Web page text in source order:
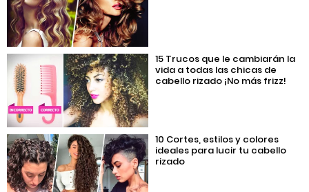
15 Trucos que le cambiarán la
vida a todas las chicas de
cabello rizado ¡No más frizz!
10 Cortes, estilos y colores
ideales para lucir tu cabello
rizado